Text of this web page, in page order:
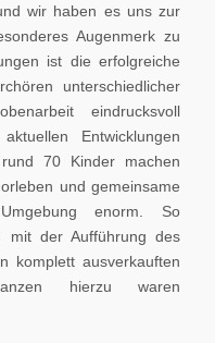
wir haben es uns zur
Augenmerk zu
ist die erfolgreiche
unterschiedlicher
eindrucksvoll
Entwicklungen
70 Kinder machen
und gemeinsame
enorm. So
mit der Aufführung des
komplett ausverkauften
hierzu waren